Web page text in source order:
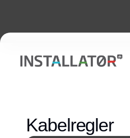
Kabelregler